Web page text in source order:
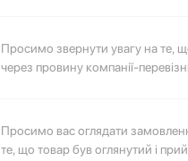
Просимо звернути увагу на те,
через провину компанії-
Просимо вас оглядати
те, що товар був оглянутий і